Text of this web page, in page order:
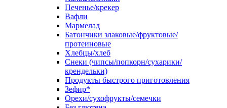
Печенье/крекер
Вафли
Мармелад
Батончики злаковые/фруктовые/
протеиновые
Хлебцы/хлеб
Снеки (чипсы/попкорн/сухарики/
крендельки)
Продукты быстрого приготовления
Зефир*
Орехи/сухофрукты/семечки